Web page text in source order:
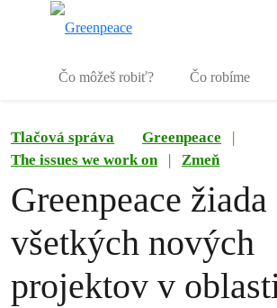
Čo môžeš robiť? Čo robíme
Tlačová správa Greenpeace
|
The issues we work on
| Zmeň
Greenpeace žiada
všetkých nových
projektov v